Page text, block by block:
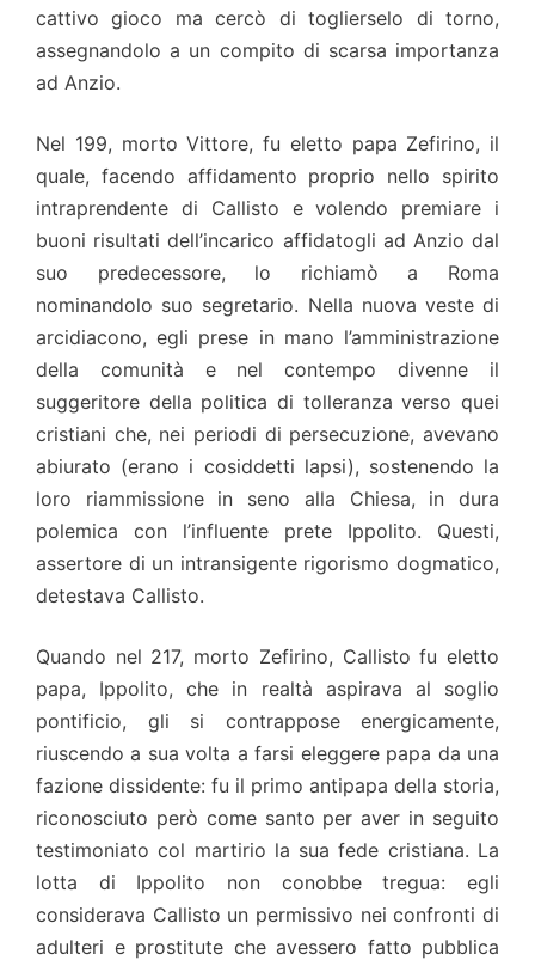
cattivo gioco ma cercò di toglierselo di torno,
assegnandolo a un compito di scarsa importanza
ad Anzio.
Nel 199, morto Vittore, fu eletto papa Zefirino, il
quale, facendo affidamento proprio nello spirito
intraprendente di Callisto e volendo premiare i
buoni risultati dell’incarico affidatogli ad Anzio dal
suo predecessore, lo richiamò a Roma
nominandolo suo segretario. Nella nuova veste di
arcidiacono, egli prese in mano l’amministrazione
della comunità e nel contempo divenne il
suggeritore della politica di tolleranza verso quei
cristiani che, nei periodi di persecuzione, avevano
abiurato (erano i cosiddetti lapsi), sostenendo la
loro riammissione in seno alla Chiesa, in dura
polemica con l’influente prete Ippolito. Questi,
assertore di un intransigente rigorismo dogmatico,
detestava Callisto.
Quando nel 217, morto Zefirino, Callisto fu eletto
papa, Ippolito, che in realtà aspirava al soglio
pontificio, gli si contrappose energicamente,
riuscendo a sua volta a farsi eleggere papa da una
fazione dissidente: fu il primo antipapa della storia,
riconosciuto però come santo per aver in seguito
testimoniato col martirio la sua fede cristiana. La
lotta di Ippolito non conobbe tregua: egli
considerava Callisto un permissivo nei confronti di
adulteri e prostitute che avessero fatto pubblica